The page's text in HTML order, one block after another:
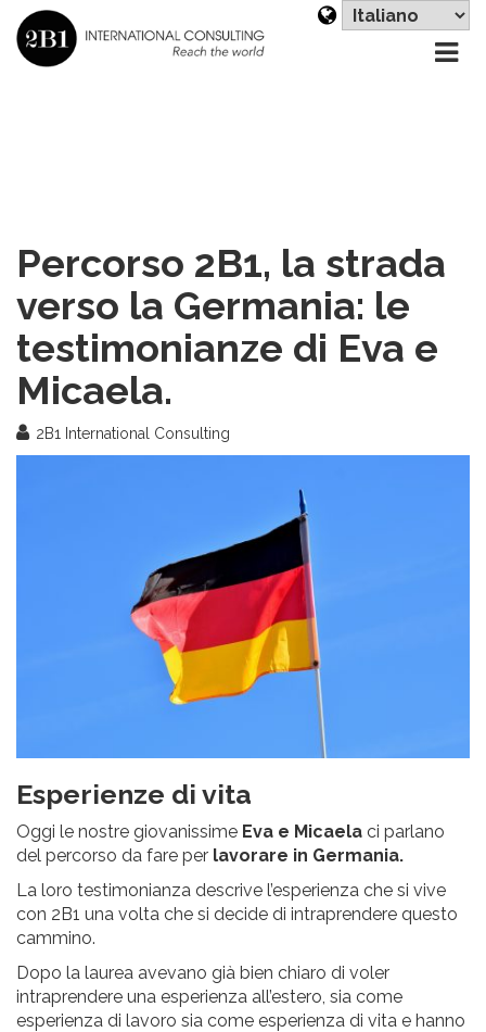
Percorso 2B1, la strada
verso la Germania: le
testimonianze di Eva e
Micaela.
2B1 International Consulting
Esperienze di vita
Oggi le nostre giovanissime Eva e Micaela ci parlano
del percorso da fare per lavorare in Germania.
La loro testimonianza descrive l’esperienza che si vive
con 2B1 una volta che si decide di intraprendere questo
cammino.
Dopo la laurea avevano già bien chiaro di voler
intraprendere una esperienza all’estero, sia come
esperienza di lavoro sia come esperienza di vita e hanno